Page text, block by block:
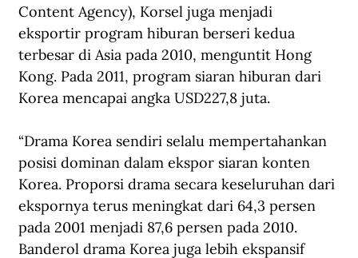
Content Agency), Korsel juga menjadi
eksportir program hiburan berseri kedua
terbesar di Asia pada 2010, menguntit Hong
Kong. Pada 2011, program siaran hiburan dari
Korea mencapai angka USD227,8 juta.
“Drama Korea sendiri selalu mempertahankan
posisi dominan dalam ekspor siaran konten
Korea. Proporsi drama secara keseluruhan dari
ekspornya terus meningkat dari 64,3 persen
pada 2001 menjadi 87,6 persen pada 2010.
Banderol drama Korea juga lebih ekspansif